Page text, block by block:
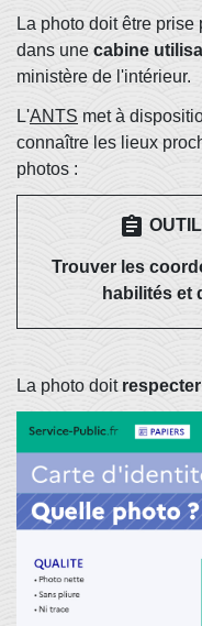
La photo doit être prise
dans une cabine
ministère de l'intérieur.
L'ANTS met à
connaître les lieux
photos :
assignment
Trouver les
habilités et
La photo doit